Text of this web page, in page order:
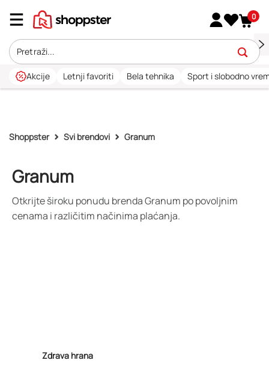
0
Akcije Letnji favoriti Bela tehnika Sport i slobodno
Shoppster Svi brendovi Granum
Granum
Otkrijte široku ponudu brenda Granum po povoljnim
cenama i različitim načinima plaćanja.
Zdrava hrana